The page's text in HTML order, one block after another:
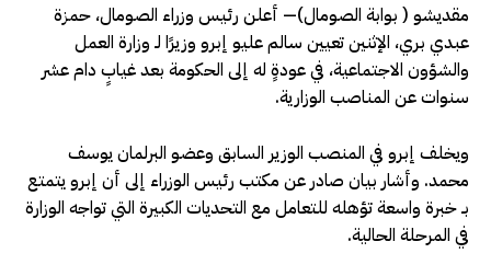
مقديشو ( بوابة الصومال)— أعلن رئيس وزراء الصومال، حمزة
عبدي بري، الإثنين تعيين سالم عليو إبرو وزيرًا لـ وزارة العمل
والشؤون الاجتماعية، في عودةٍ له إلى الحكومة بعد غيابٍ دام عشر
سنوات عن المناصب الوزارية.
ويخلف إبرو في المنصب الوزير السابق وعضو البرلمان يوسف
محمد. وأشار بيان صادر عن مكتب رئيس الوزراء إلى أن إبرو يتمتع
بـ خبرة واسعة تؤهله للتعامل مع التحديات الكبيرة التي تواجه الوزارة
في المرحلة الحالية.